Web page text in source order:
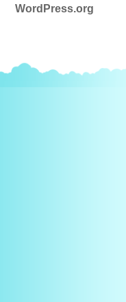
WordPress.org